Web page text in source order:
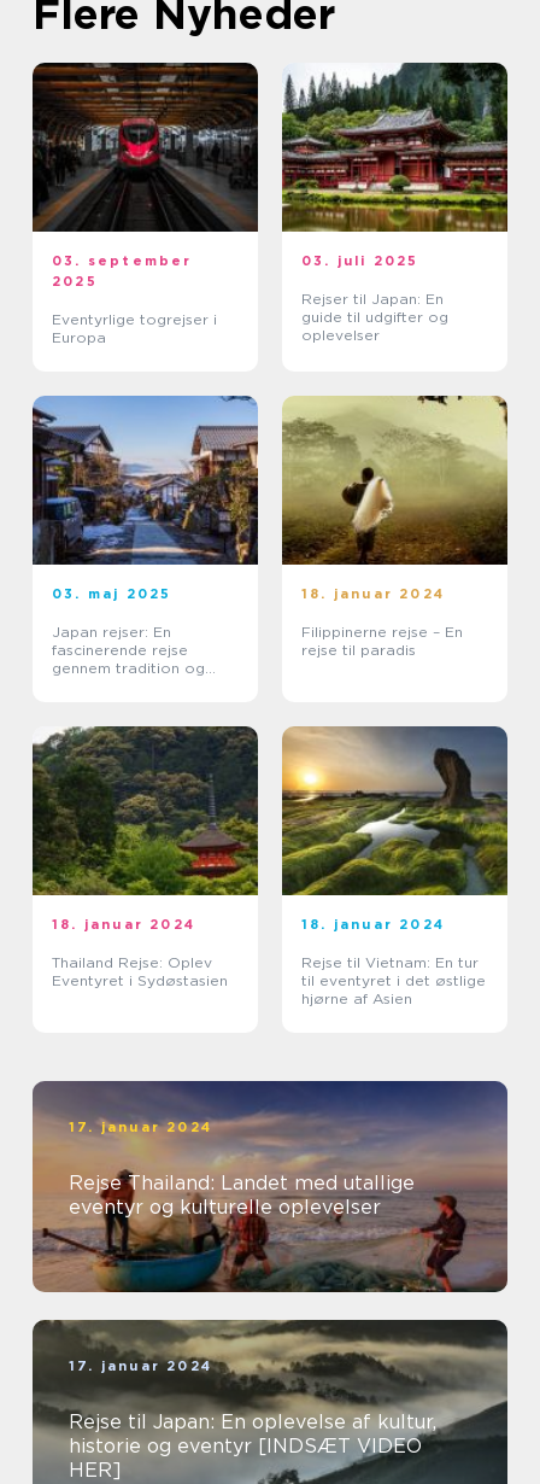
Flere Nyheder
03. september
2025
Eventyrlige togrejser i
Europa
03. juli 2025
Rejser til Japan: En
guide til udgifter og
oplevelser
03. maj 2025
Japan rejser: En
fascinerende rejse
gennem tradition og
18. januar 2024
Filippinerne rejse – En
rejse til paradis
18. januar 2024
Thailand Rejse: Oplev
Eventyret i Sydøstasien
18. januar 2024
Rejse til Vietnam: En tur
til eventyret i det østlige
hjørne af Asien
17. januar 2024
Rejse Thailand: Landet med utallige
eventyr og kulturelle oplevelser
17. januar 2024
Rejse til Japan: En oplevelse af kultur,
historie og eventyr [INDSÆT VIDEO
HER]